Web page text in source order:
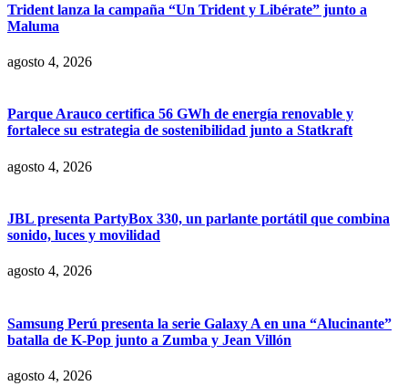
Trident lanza la campaña “Un Trident y Libérate” junto a
Maluma
agosto 4, 2026
Parque Arauco certifica 56 GWh de energía renovable y
fortalece su estrategia de sostenibilidad junto a Statkraft
agosto 4, 2026
JBL presenta PartyBox 330, un parlante portátil que combina
sonido, luces y movilidad
agosto 4, 2026
Samsung Perú presenta la serie Galaxy A en una “Alucinante”
batalla de K-Pop junto a Zumba y Jean Villón
agosto 4, 2026